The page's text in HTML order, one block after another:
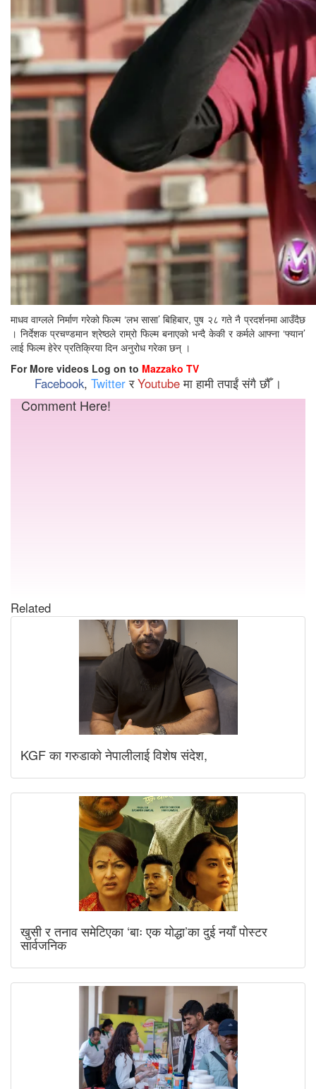
माधव वाग्लले निर्माण गरेको फिल्म ‘लभ सासा’ बिहिबार, पुष २८ गते नै प्रदर्शनमा आउँदैछ
। निर्देशक प्रचण्डमान श्रेष्ठले राम्रो फिल्म बनाएको भन्दै केकी र कर्मले आफ्ना ‘फ्यान’
लाई फिल्म हेरेर प्रतिक्रिया दिन अनुरोध गरेका छन् ।
For More videos Log on to Mazzako TV
Facebook, TwitterरYoutubeमा हामी तपाईं संगै छौँ ।
Comment Here!
Related
KGF का गरुडाको नेपालीलाई विशेष संदेश,
खुसी र तनाव समेटिएका ‘बाः एक योद्धा’का दुई नयाँ पोस्टर
सार्वजनिक